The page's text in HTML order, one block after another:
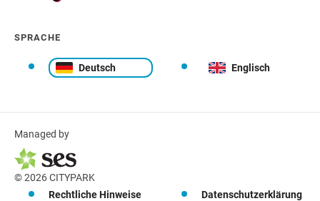
SPRACHE
Deutsch Englisch
Managed by
© 2026 CITYPARK
Rechtliche Hinweise
Datenschutzerklärung